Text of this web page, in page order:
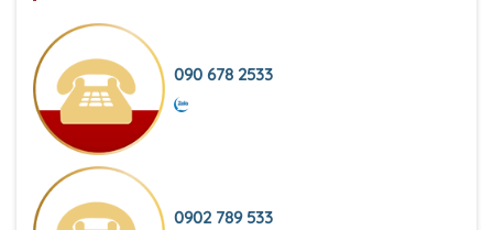
090 678 2533
0902 789 533